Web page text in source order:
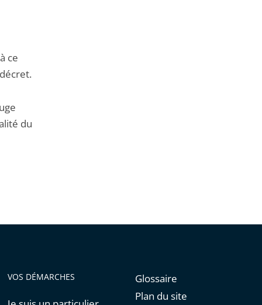
ce
du
VOS DÉMARCHES
Glossaire
Plan du site